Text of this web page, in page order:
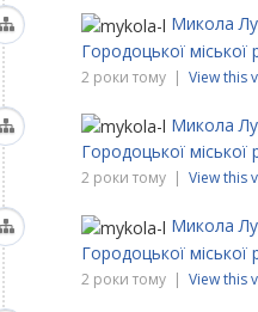
Микола
Городоцької міської
2 роки тому | View this
Микола
Городоцької міської
2 роки тому | View this
Микола
Городоцької міської
2 роки тому | View this